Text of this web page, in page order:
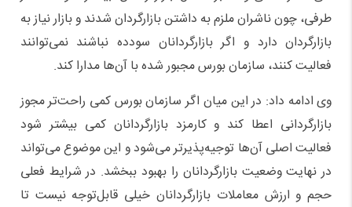
طرفی، چون ناشران ملزم به داشتن بازارگردان شدند و بازار نیاز به
بازارگردان دارد و اگر بازارگردانان سودده نباشند نمی‌توانند
فعالیت کنند، سازمان بورس مجبور شده با آن‌ها مدارا کند.
وی ادامه داد: در این میان اگر سازمان بورس کمی راحت‌تر مجوز
بازارگردانی اعطا کند و کارمزد بازارگردانان کمی بیشتر شود
فعالیت اصلی آن‌ها توجیه‌پذیر‌تر می‌شود و این موضوع می‌تواند
در نهایت وضعیت بازارگردانان را بهبود ببخشد. در شرایط فعلی
حجم و ارزش معاملات بازارگردانان خیلی قابل‌توجه نیست تا